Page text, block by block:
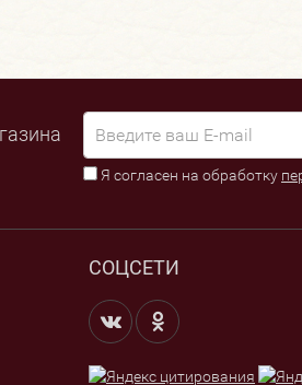
Я согласен на обработку
СОЦСЕТИ